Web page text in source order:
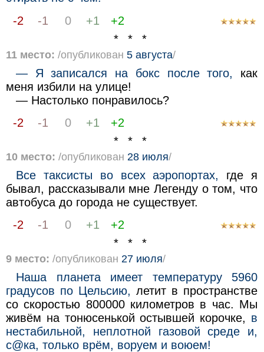
-2
-1 0 +1
+2
* * *
11 место: /опубликован 5 августа/
— Я записался на бокс после того,
как
меня избили на улице!
— Настолько понравилось?
-2
-1 0 +1
+2
* * *
10 место: /опубликован 28 июля/
Все таксисты во всех аэропортах,
где я
бывал, рассказывали мне Легенду о том, что
автобуса до города не существует.
-2
-1 0 +1
+2
* * *
9 место: /опубликован 27 июля/
Наша планета имеет температуру 5960
градусов по Цельсию, летит в пространстве
со скоростью 800000 километров в час. Мы
живём на тонюсенькой остывшей корочке, в
нестабильной, неплотной газовой среде и,
с@ка, только врём, воруем и воюем!